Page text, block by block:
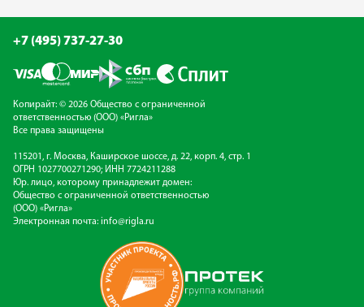
+7 (495) 737-27-30
Копирайт: © 2026 Общество с ограниченной
ответственностью (ООО) «Ригла»
Все права защищены
115201, г. Москва, Каширское шоссе, д. 22, корп. 4, стр. 1
ОГРН 1027700271290; ИНН 7724211288
Юр. лицо, которому принадлежит домен:
Общество с ограниченной ответственностью
(ООО) «Ригла»
Электронная почта: info@rigla.ru